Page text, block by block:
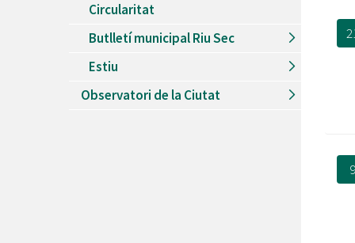
Circularitat
Butlletí municipal Riu Sec
Estiu
Observatori de la Ciutat